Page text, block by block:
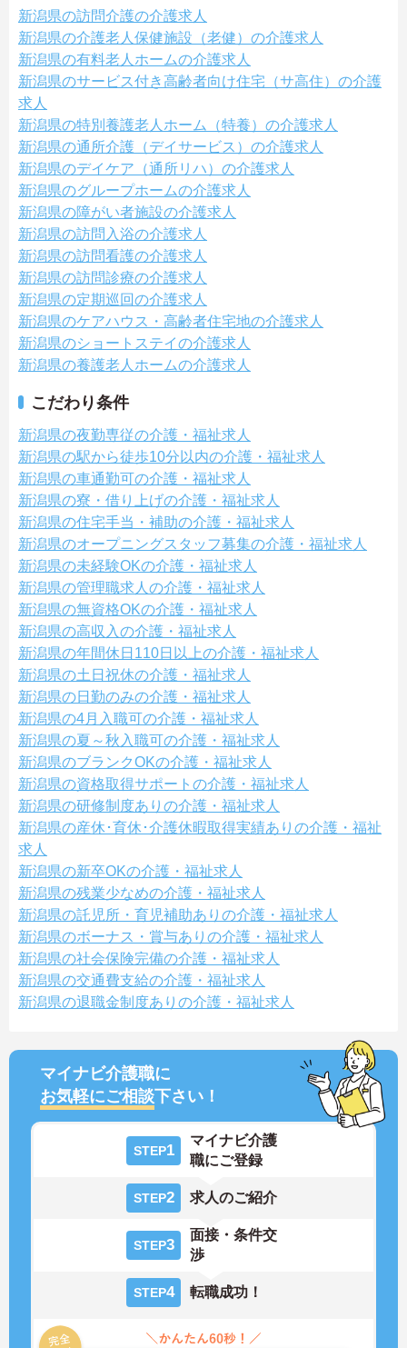
新潟県の訪問介護の介護求人
新潟県の介護老人保健施設（老健）の介護求人
新潟県の有料老人ホームの介護求人
新潟県のサービス付き高齢者向け住宅（サ高住）の介護
求人
新潟県の特別養護老人ホーム（特養）の介護求人
新潟県の通所介護（デイサービス）の介護求人
新潟県のデイケア（通所リハ）の介護求人
新潟県のグループホームの介護求人
新潟県の障がい者施設の介護求人
新潟県の訪問入浴の介護求人
新潟県の訪問看護の介護求人
新潟県の訪問診療の介護求人
新潟県の定期巡回の介護求人
新潟県のケアハウス・高齢者住宅地の介護求人
新潟県のショートステイの介護求人
新潟県の養護老人ホームの介護求人
こだわり条件
新潟県の夜勤専従の介護・福祉求人
新潟県の駅から徒歩10分以内の介護・福祉求人
新潟県の車通勤可の介護・福祉求人
新潟県の寮・借り上げの介護・福祉求人
新潟県の住宅手当・補助の介護・福祉求人
新潟県のオープニングスタッフ募集の介護・福祉求人
新潟県の未経験OKの介護・福祉求人
新潟県の管理職求人の介護・福祉求人
新潟県の無資格OKの介護・福祉求人
新潟県の高収入の介護・福祉求人
新潟県の年間休日110日以上の介護・福祉求人
新潟県の土日祝休の介護・福祉求人
新潟県の日勤のみの介護・福祉求人
新潟県の4月入職可の介護・福祉求人
新潟県の夏～秋入職可の介護・福祉求人
新潟県のブランクOKの介護・福祉求人
新潟県の資格取得サポートの介護・福祉求人
新潟県の研修制度ありの介護・福祉求人
新潟県の産休･育休･介護休暇取得実績ありの介護・福祉
求人
新潟県の新卒OKの介護・福祉求人
新潟県の残業少なめの介護・福祉求人
新潟県の託児所・育児補助ありの介護・福祉求人
新潟県のボーナス・賞与ありの介護・福祉求人
新潟県の社会保険完備の介護・福祉求人
新潟県の交通費支給の介護・福祉求人
新潟県の退職金制度ありの介護・福祉求人
マイナビ介護職に
お気軽にご相談下さい！
STEP1
マイナビ介護
職にご登録
STEP2 求人のご紹介
STEP3
面接・条件交
渉
STEP4 転職成功！